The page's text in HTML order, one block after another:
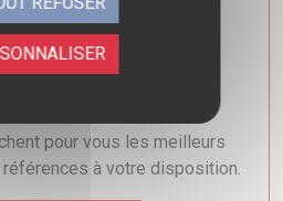
pour vous les meilleurs
à votre disposition.